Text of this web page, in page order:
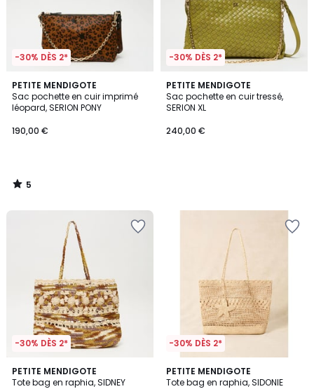
-30% DÈS 2*
PETITE MENDIGOTE
Sac pochette en cuir imprimé
léopard, SERION PONY
190,00 €
5
/
5
5
/
-30% DÈS 2*
PETITE MENDIGOTE
Sac pochette en cuir tressé,
SERION XL
240,00 €
-30% DÈS 2*
PETITE MENDIGOTE
Tote bag en raphia, SIDNEY
-30% DÈS 2*
PETITE MENDIGOTE
Tote bag en raphia, SIDONIE